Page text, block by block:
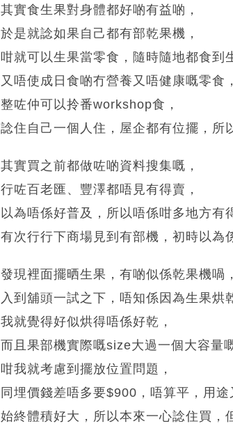
其實食生果對身體都好啲有益啲，
於是就諗如果自己都有部乾果機，
咁就可以生果當零食，隨時隨地都食到
又唔使成日食啲冇營養又唔健康嘅零食，
整咗仲可以拎番workshop食，
諗住自己一個人住，屋企都有位擺，所
其實買之前都做咗啲資料搜集嘅，
行咗百老匯、豐澤都唔見有得賣，
以為唔係好普及，所以唔係咁多地方有
有次行行下商場見到有部機，初時以為
發現裡面擺晒生果，有啲似係乾果機喎
入到舖頭一試之下，唔知係因為生果烘
我就覺得好似烘得唔係好乾，
而且果部機實際嘅size大過一個大容量
咁我就考慮到擺放位置問題，
同埋價錢差唔多要$900，唔算平，用途
始終體積好大，所以本來一心諗住買，